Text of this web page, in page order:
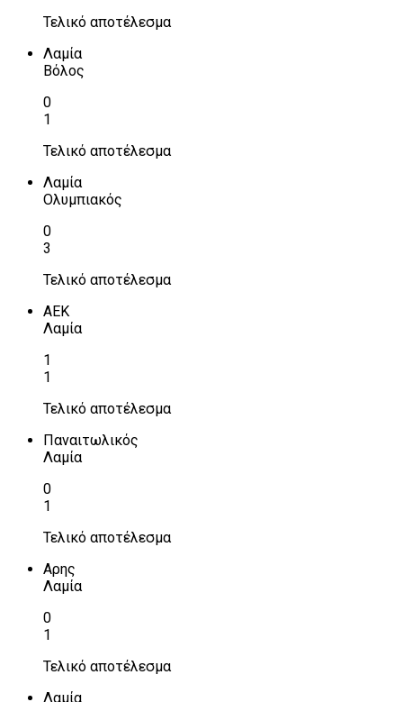
Τελικό αποτέλεσμα
Λαμία
Βόλος
0
1
Τελικό αποτέλεσμα
Λαμία
Ολυμπιακός
0
3
Τελικό αποτέλεσμα
ΑΕΚ
Λαμία
1
1
Τελικό αποτέλεσμα
Παναιτωλικός
Λαμία
0
1
Τελικό αποτέλεσμα
Αρης
Λαμία
0
1
Τελικό αποτέλεσμα
Λαμία